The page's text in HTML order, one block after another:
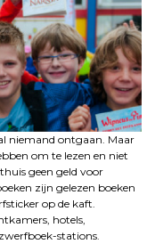
niemand ontgaan. Maar
om te lezen en niet
geen geld voor
zijn gelezen boeken
op de kaft.
hotels,
stations.